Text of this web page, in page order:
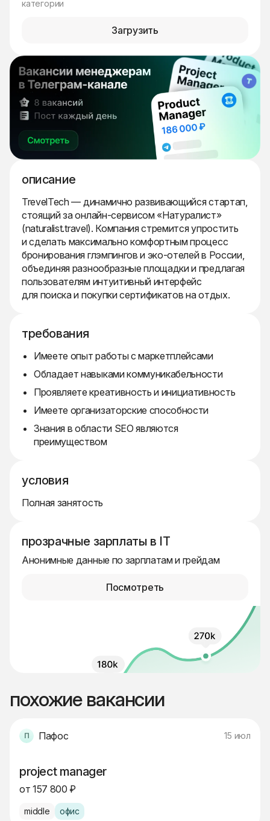
категории
Загрузить
описание
TrevelTech — динамично развивающийся стартап,
стоящий за онлайн-сервисом «Натуралист»
(naturalist.travel). Компания стремится упростить
и сделать максимально комфортным процесс
бронирования глэмпингов и эко-отелей в России,
объединяя разнообразные площадки и предлагая
пользователям интуитивный интерфейс
для поиска и покупки сертификатов на отдых.
требования
Имеете опыт работы с маркетплейсами
Обладает навыками коммуникабельности
Проявляете креативность и инициативность
Имеете организаторские способности
Знания в области SEO являются
преимуществом
условия
Полная занятость
прозрачные зарплаты в IT
Анонимные данные по зарплатам и грейдам
Посмотреть
похожие вакансии
Пафос 15 июл
project manager
от 157 800 ₽
middle офис